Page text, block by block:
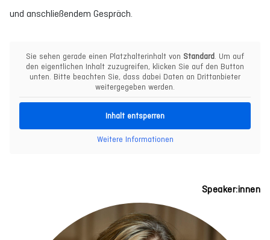
und anschließendem Gespräch.
Sie sehen gerade einen Platzhalterinhalt von Standard . Um auf
den eigentlichen Inhalt zuzugreifen, klicken Sie auf den Button
unten. Bitte beachten Sie, dass dabei Daten an Drittanbieter
weitergegeben werden.
Inhalt entsperren
Weitere Informationen
Speaker:innen